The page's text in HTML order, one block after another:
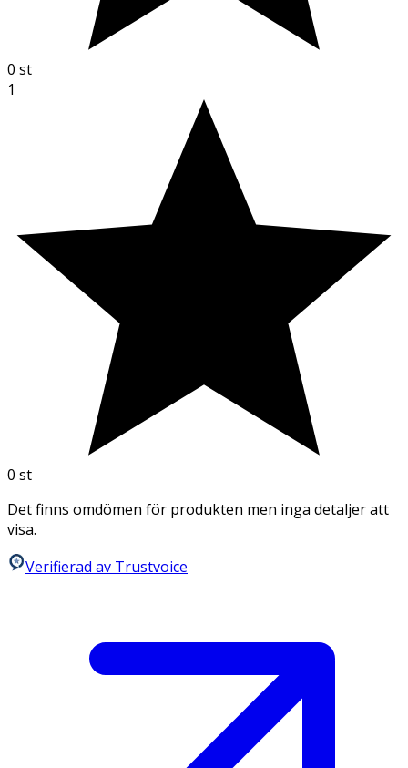
0 st
1
0 st
Det finns omdömen för produkten men inga detaljer att
visa.
Verifierad av Trustvoice